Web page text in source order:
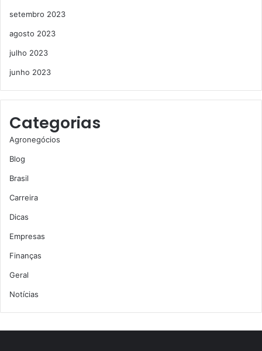
setembro 2023
agosto 2023
julho 2023
junho 2023
Categorias
Agronegócios
Blog
Brasil
Carreira
Dicas
Empresas
Finanças
Geral
Notícias